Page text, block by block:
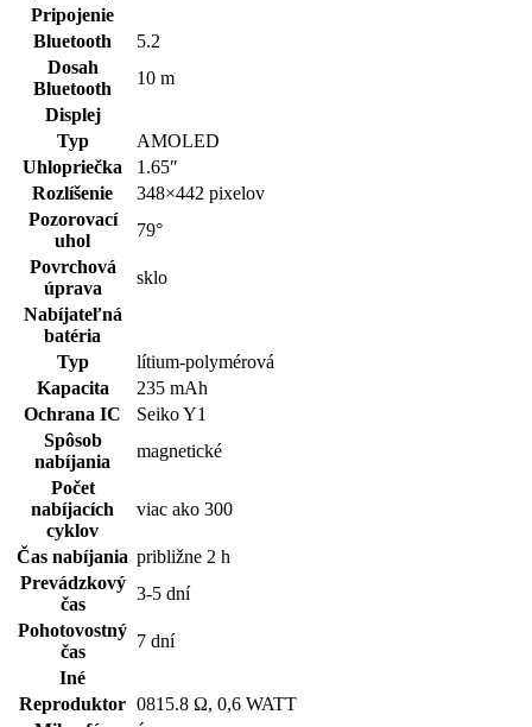
Pripojenie
Bluetooth
5.2
Dosah
Bluetooth
10 m
Displej
Typ
AMOLED
Uhlopriečka
1.65″
Rozlíšenie
348×442 pixelov
Pozorovací
uhol
79°
Povrchová
úprava
sklo
Nabíjateľná
batéria
Typ
lítium-polymérová
Kapacita
235 mAh
Ochrana IC
Seiko Y1
Spôsob
nabíjania
magnetické
Počet
nabíjacích
cyklov
viac ako 300
Čas nabíjania približne 2 h
Prevádzkový
čas
3-5 dní
Pohotovostný
čas
7 dní
Iné
Reproduktor 0815.8 Ω, 0,6 WATT